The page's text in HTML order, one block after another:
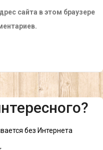
сайта в этом браузере
без Интернета